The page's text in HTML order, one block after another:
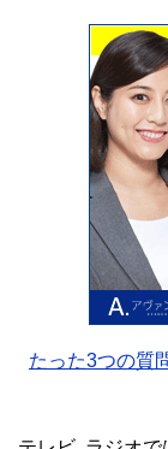
たった3つの質